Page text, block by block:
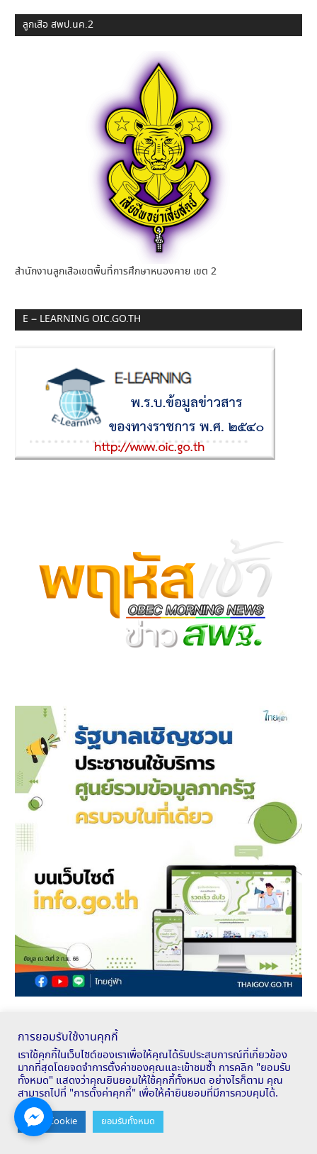
ลูกเสือ สพป.นค.2
สำนักงานลูกเสือเขตพื้นที่การศึกษาหนองคาย เขต 2
E – LEARNING OIC.GO.TH
สื่อ 60 พรรษา
การยอมรับใช้งานคุกกี้
เราใช้คุกกี้ในเว็บไซต์ของเราเพื่อให้คุณได้รับประสบการณ์ที่เกี่ยวข้อง
มากที่สุดโดยจดจำการตั้งค่าของคุณและเข้าชมซ้ำ การคลิก "ยอมรับ
ทั้งหมด" แสดงว่าคุณยินยอมให้ใช้คุกกี้ทั้งหมด อย่างไรก็ตาม คุณ
สามารถไปที่ "การตั้งค่าคุกกี้" เพื่อให้คำยินยอมที่มีการควบคุมได้.
ตั้งค่า Cookie ยอมรับทั้งหมด